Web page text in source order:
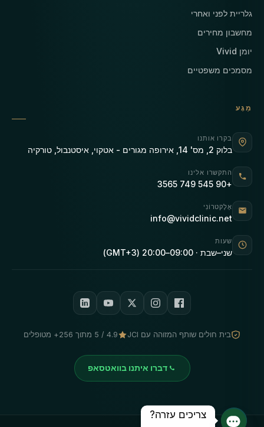
גלריית לפני ואחרי
מחשבון מחירים
יומן Vivid
מסמכים משפטיים
מַגָע
בקרו אותנו
בלוק 2, מס' 14, אירופה מגורים - אטקוי, איסטנבול, טורקיה
התקשרו אלינו
+90 545 749 3565
אֶלֶקטרוֹנִי
info@vividclinic.net
שעות
שני–שבת · 09:00–20:00 (GMT+3)
בית חולים שותף המזוהה עם JCI 4.9 / 5 מתוך 256+ מטופלים
דברו איתנו בוואטסאפ
צריכים עזרה?